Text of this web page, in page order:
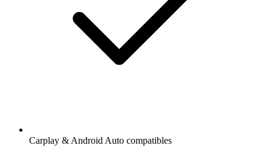
Carplay & Android Auto compatibles